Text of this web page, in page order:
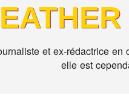
et ex-rédactrice
elle est